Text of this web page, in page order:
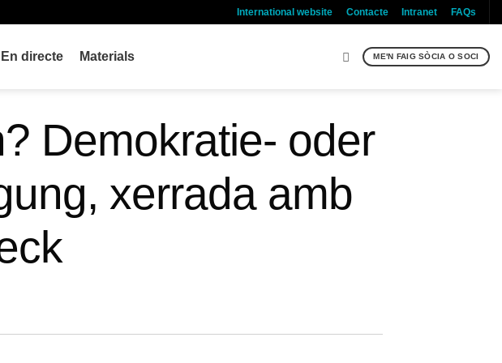
International website Contacte Intranet FAQs
En directe Materials ME'N FAIG SÒCIA O SOCI
Demokratie- oder
xerrada amb